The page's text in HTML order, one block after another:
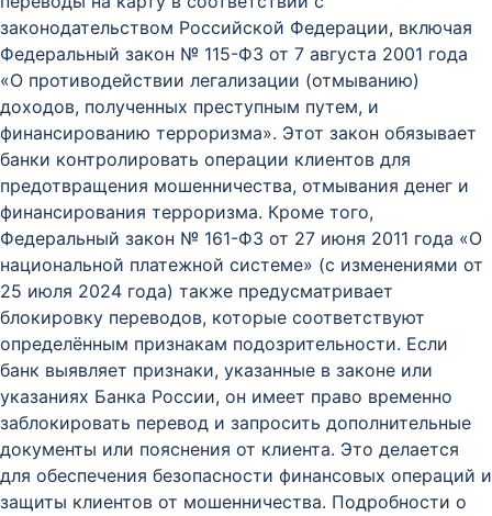
законодательством Российской Федерации, включая
Федеральный закон № 115-ФЗ от 7 августа 2001 года
«О противодействии легализации (отмыванию)
доходов, полученных преступным путем, и
финансированию терроризма». Этот закон обязывает
банки контролировать операции клиентов для
предотвращения мошенничества, отмывания денег и
финансирования терроризма. Кроме того,
Федеральный закон № 161-ФЗ от 27 июня 2011 года «О
национальной платежной системе» (с изменениями от
25 июля 2024 года) также предусматривает
блокировку переводов, которые соответствуют
определённым признакам подозрительности. Если
банк выявляет признаки, указанные в законе или
указаниях Банка России, он имеет право временно
заблокировать перевод и запросить дополнительные
документы или пояснения от клиента. Это делается
для обеспечения безопасности финансовых операций и
защиты клиентов от мошенничества. Подробности о